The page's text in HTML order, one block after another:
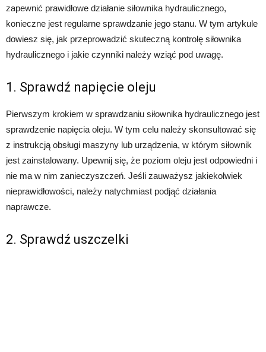
zapewnić prawidłowe działanie siłownika hydraulicznego,
konieczne jest regularne sprawdzanie jego stanu. W tym artykule
dowiesz się, jak przeprowadzić skuteczną kontrolę siłownika
hydraulicznego i jakie czynniki należy wziąć pod uwagę.
1. Sprawdź napięcie oleju
Pierwszym krokiem w sprawdzaniu siłownika hydraulicznego jest
sprawdzenie napięcia oleju. W tym celu należy skonsultować się
z instrukcją obsługi maszyny lub urządzenia, w którym siłownik
jest zainstalowany. Upewnij się, że poziom oleju jest odpowiedni i
nie ma w nim zanieczyszczeń. Jeśli zauważysz jakiekolwiek
nieprawidłowości, należy natychmiast podjąć działania
naprawcze.
2. Sprawdź uszczelki